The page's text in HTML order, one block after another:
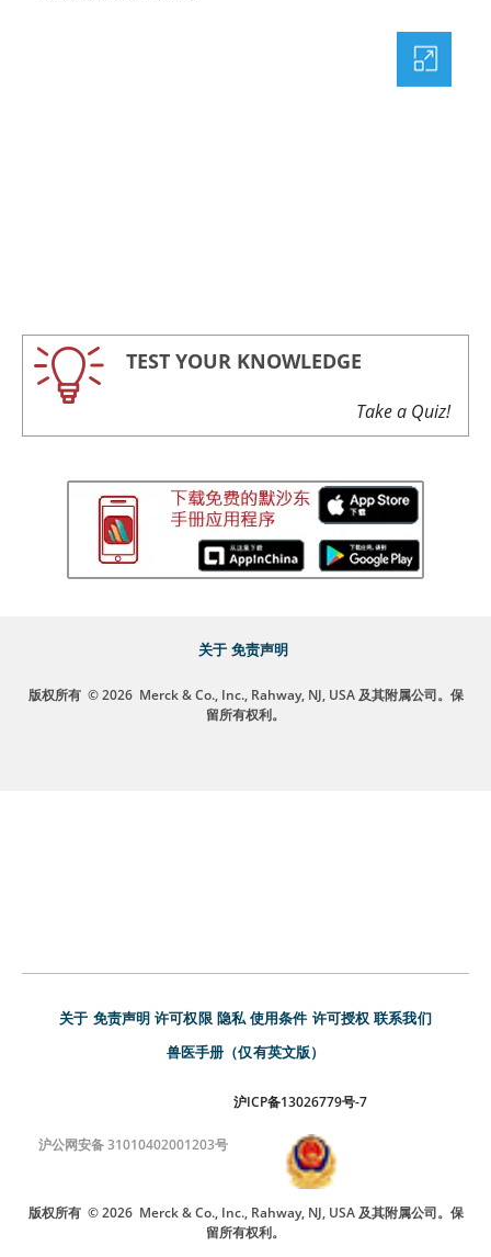
TEST YOUR KNOWLEDGE
Take a Quiz!
关于 免责声明
版权所有 © 2026 Merck & Co., Inc., Rahway, NJ, USA 及其附属公司。保
留所有权利。
关于 免责声明 许可权限 隐私 使用条件 许可授权 联系我们
兽医手册（仅有英文版）
沪ICP备13026779号-7
沪公网安备 31010402001203号
版权所有 © 2026 Merck & Co., Inc., Rahway, NJ, USA 及其附属公司。保
留所有权利。